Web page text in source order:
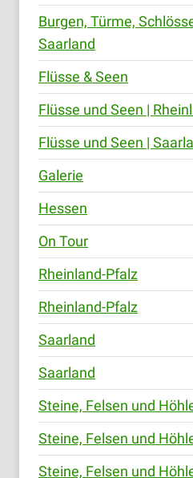
Burgen, Türme,
Saarland
Flüsse & Seen
Flüsse und Seen |
Flüsse und Seen |
Galerie
Hessen
On Tour
Rheinland-Pfalz
Rheinland-Pfalz
Saarland
Saarland
Steine, Felsen und
Steine, Felsen und
Steine, Felsen und